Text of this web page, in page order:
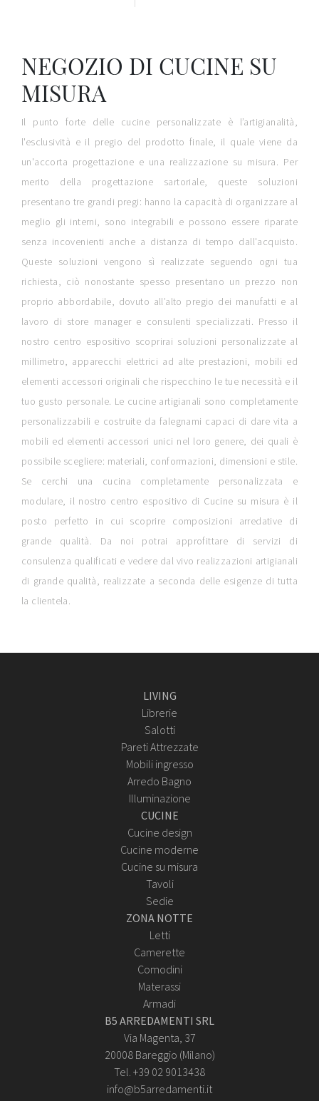
NEGOZIO DI CUCINE SU
MISURA
Il punto forte delle cucine personalizzate è l’artigianalità,
l'esclusività e il pregio del prodotto finale, il quale viene da
un'accorta progettazione e una realizzazione su misura. Per
merito della progettazione sartoriale, queste soluzioni
presentano tre grandi pregi: hanno la capacità di organizzare al
meglio gli interni, sono integrabili e possono essere riparate
senza incovenienti anche a distanza di tempo dall'acquisto.
Queste soluzioni vengono sì realizzate seguendo ogni tua
richiesta, ciò nonostante spesso presentano un prezzo non
proprio abbordabile, dovuto all’alto pregio dei manufatti e al
lavoro di store manager e consulenti specializzati. Presso il
nostro centro espositivo scoprirai soluzioni personalizzate al
millimetro, apparecchi elettrici ad alte prestazioni, mobili ed
elementi accessori originali che rispecchino le tue necessità e il
tuo gusto personale. Le cucine artigianali sono completamente
personalizzabili e costruite da falegnami capaci di dare vita a
mobili ed elementi accessori unici nel loro genere, dei quali è
possibile scegliere: materiali, conformazioni, dimensioni e stile.
Se cerchi una cucina completamente personalizzata e
modulare, il nostro centro espositivo di Cucine su misura è il
posto perfetto in cui scoprire composizioni arredative di
grande qualità. Da noi potrai approfittare di servizi di
consulenza qualificati e vedere dal vivo realizzazioni artigianali
di grande qualità, realizzate a seconda delle esigenze di tutta
la clientela.
LIVING
Librerie
Salotti
Pareti Attrezzate
Mobili ingresso
Arredo Bagno
Illuminazione
CUCINE
Cucine design
Cucine moderne
Cucine su misura
Tavoli
Sedie
ZONA NOTTE
Letti
Camerette
Comodini
Materassi
Armadi
B5 ARREDAMENTI SRL
Via Magenta, 37
20008 Bareggio (Milano)
Tel. +39 02 9013438
info@b5arredamenti.it